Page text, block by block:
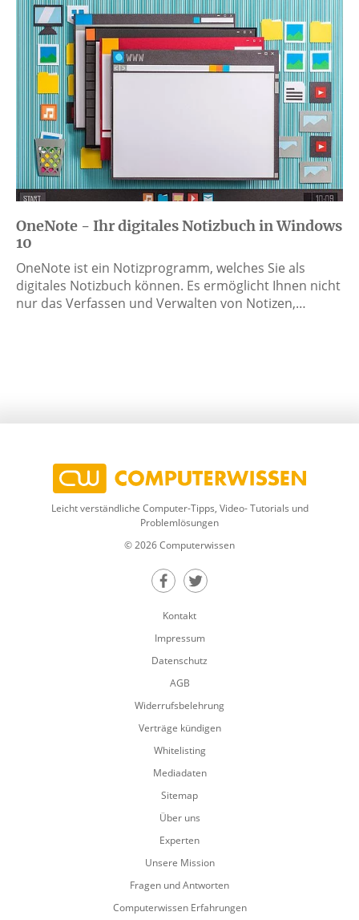
OneNote - Ihr digitales Notizbuch in Windows
10
OneNote ist ein Notizprogramm, welches Sie als
digitales Notizbuch können. Es ermöglicht Ihnen nicht
nur das Verfassen und Verwalten von Notizen,…
Leicht verständliche Computer-Tipps, Video- Tutorials und
Problemlösungen
© 2026 Computerwissen
Teilen auf Facebook
Teilen auf Twitter
Kontakt
Impressum
Datenschutz
AGB
Widerrufsbelehrung
Verträge kündigen
Whitelisting
Mediadaten
Sitemap
Über uns
Experten
Unsere Mission
Fragen und Antworten
Computerwissen Erfahrungen